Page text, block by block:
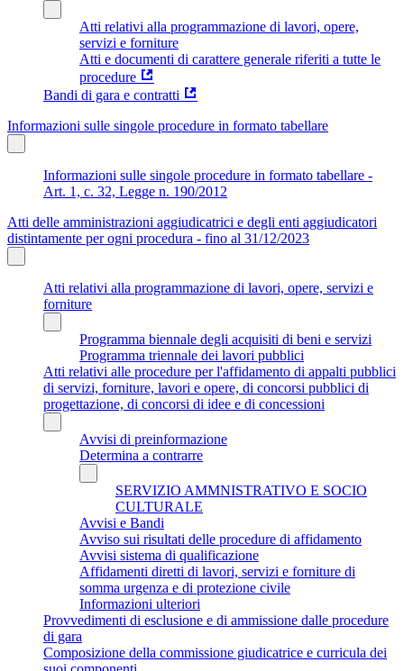
Atti relativi alla programmazione di lavori, opere,
servizi e forniture
Atti e documenti di carattere generale riferiti a tutte le
procedure
Bandi di gara e contratti
Informazioni sulle singole procedure in formato tabellare
Informazioni sulle singole procedure in formato tabellare -
Art. 1, c. 32, Legge n. 190/2012
Atti delle amministrazioni aggiudicatrici e degli enti aggiudicatori
distintamente per ogni procedura - fino al 31/12/2023
Atti relativi alla programmazione di lavori, opere, servizi e
forniture
Programma biennale degli acquisiti di beni e servizi
Programma triennale dei lavori pubblici
Atti relativi alle procedure per l'affidamento di appalti pubblici
di servizi, forniture, lavori e opere, di concorsi pubblici di
progettazione, di concorsi di idee e di concessioni
Avvisi di preinformazione
Determina a contrarre
SERVIZIO AMMNISTRATIVO E SOCIO
CULTURALE
Avvisi e Bandi
Avviso sui risultati delle procedure di affidamento
Avvisi sistema di qualificazione
Affidamenti diretti di lavori, servizi e forniture di
somma urgenza e di protezione civile
Informazioni ulteriori
Provvedimenti di esclusione e di ammissione dalle procedure
di gara
Composizione della commissione giudicatrice e curricula dei